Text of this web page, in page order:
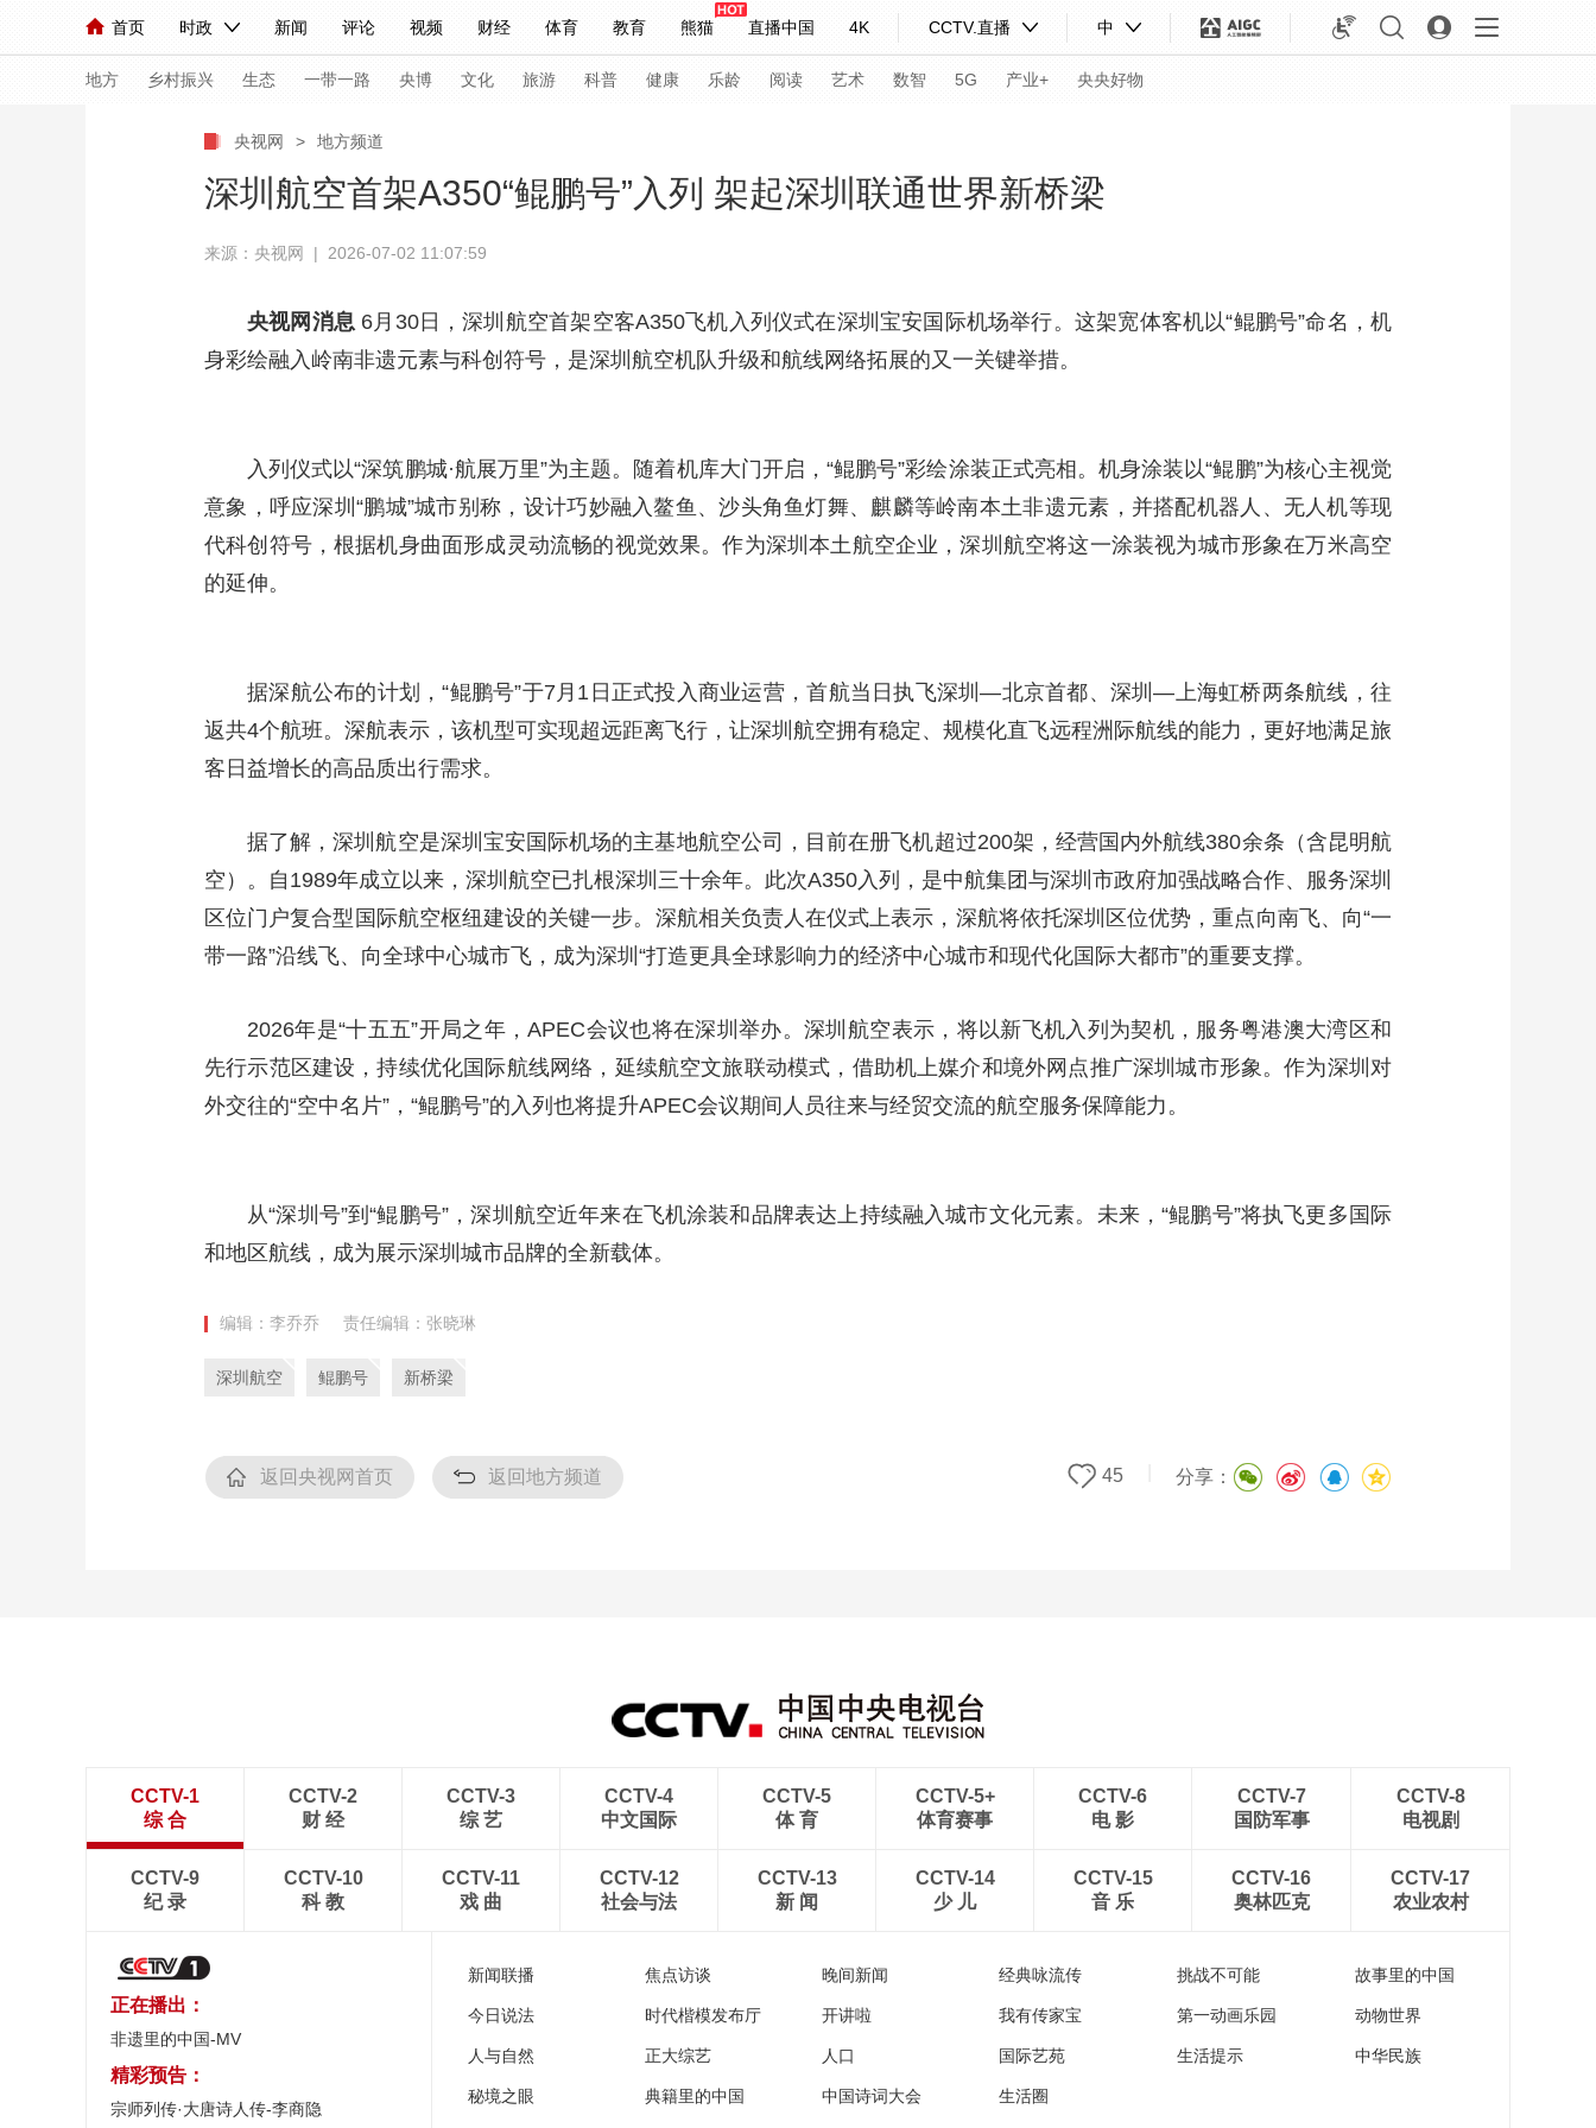
首页 时政 新闻 评论 视频 财经 体育 教育 熊猫 直播中国 4K CCTV.直播 中
人民领袖习近平 联播+ 中国领导人 央视快评 习式妙语 热解读 天天学习
直播 栏目大全 节目单 听音 微视频 主持人 下载央视影音
海外频道 iPanda English Монгол
地方 乡村振兴 生态 一带一路 央博 文化 旅游 科普 健康 乐龄 阅读 艺术 数智 5G 产业+ 央央好物
联播+ 热解读 天天学习 习式妙语 央视快评 央视网评 光华锐评 锋面
小央视频 小央直播 直播中国 熊猫频道 VR/AR 4K专区 全景新闻
竞猜 2026年世界杯 2026年冬奥会 CBA NBA 中超 国足 国际足球 网球 综合体育 亚冬会
CCTV奥林匹克频道 生活体育大会 体育江湖 文化体育 冰雪道路 足球道路
教育
CCTV.节目官网 直播 节目单 栏目
央视网 > 地方频道
深圳航空首架A350“鲲鹏号”入列 架起深圳联通世界新桥梁
来源：央视网 | 2026-07-02 11:07:59
央视网消息 6月30日，深圳航空首架空客A350飞机入列仪式在深圳宝安国际机场举行。这架宽体客机以“鲲鹏号”命名，机
身彩绘融入岭南非遗元素与科创符号，是深圳航空机队升级和航线网络拓展的又一关键举措。
入列仪式以“深筑鹏城·航展万里”为主题。随着机库大门开启，“鲲鹏号”彩绘涂装正式亮相。机身涂装以“鲲鹏”为核心主视觉
意象，呼应深圳“鹏城”城市别称，设计巧妙融入鳌鱼、沙头角鱼灯舞、麒麟等岭南本土非遗元素，并搭配机器人、无人机等现
代科创符号，根据机身曲面形成灵动流畅的视觉效果。作为深圳本土航空企业，深圳航空将这一涂装视为城市形象在万米高空
的延伸。
据深航公布的计划，“鲲鹏号”于7月1日正式投入商业运营，首航当日执飞深圳—北京首都、深圳—上海虹桥两条航线，往
返共4个航班。深航表示，该机型可实现超远距离飞行，让深圳航空拥有稳定、规模化直飞远程洲际航线的能力，更好地满足旅
客日益增长的高品质出行需求。
据了解，深圳航空是深圳宝安国际机场的主基地航空公司，目前在册飞机超过200架，经营国内外航线380余条（含昆明航
空）。自1989年成立以来，深圳航空已扎根深圳三十余年。此次A350入列，是中航集团与深圳市政府加强战略合作、服务深圳
区位门户复合型国际航空枢纽建设的关键一步。深航相关负责人在仪式上表示，深航将依托深圳区位优势，重点向南飞、向“一
带一路”沿线飞、向全球中心城市飞，成为深圳“打造更具全球影响力的经济中心城市和现代化国际大都市”的重要支撑。
2026年是“十五五”开局之年，APEC会议也将在深圳举办。深圳航空表示，将以新飞机入列为契机，服务粤港澳大湾区和
先行示范区建设，持续优化国际航线网络，延续航空文旅联动模式，借助机上媒介和境外网点推广深圳城市形象。作为深圳对
外交往的“空中名片”，“鲲鹏号”的入列也将提升APEC会议期间人员往来与经贸交流的航空服务保障能力。
从“深圳号”到“鲲鹏号”，深圳航空近年来在飞机涂装和品牌表达上持续融入城市文化元素。未来，“鲲鹏号”将执飞更多国际
和地区航线，成为展示深圳城市品牌的全新载体。
编辑：李乔乔 责任编辑：张晓琳
深圳航空 鲲鹏号 新桥梁
返回央视网首页 返回地方频道 分享：
45
CCTV-1
综 合
CCTV-2
财 经
CCTV-3
综 艺
CCTV-4
中文国际
CCTV-5
体 育
CCTV-5+
体育赛事
CCTV-6
电 影
CCTV-7
国防军事
CCTV-8
电视剧
CCTV-9
纪 录
CCTV-10
科 教
CCTV-11
戏 曲
CCTV-12
社会与法
CCTV-13
新 闻
CCTV-14
少 儿
CCTV-15
音 乐
CCTV-16
奥林匹克
CCTV-17
农业农村
正在播出：
非遗里的中国-MV
精彩预告：
宗师列传·大唐诗人传-李商隐
新闻联播 焦点访谈 晚间新闻 经典咏流传 挑战不可能 故事里的中国
今日说法 时代楷模发布厅 开讲啦 我有传家宝 第一动画乐园 动物世界
人与自然 正大综艺 人口 国际艺苑 生活提示 中华民族
秘境之眼 典籍里的中国 中国诗词大会 生活圈